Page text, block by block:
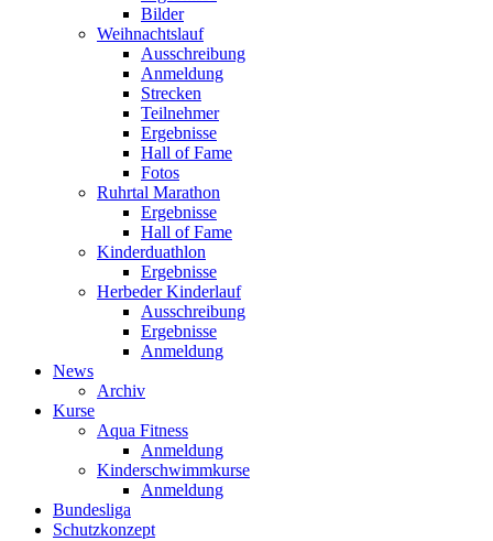
Bilder
Weihnachtslauf
Ausschreibung
Anmeldung
Strecken
Teilnehmer
Ergebnisse
Hall of Fame
Fotos
Ruhrtal Marathon
Ergebnisse
Hall of Fame
Kinderduathlon
Ergebnisse
Herbeder Kinderlauf
Ausschreibung
Ergebnisse
Anmeldung
News
Archiv
Kurse
Aqua Fitness
Anmeldung
Kinderschwimmkurse
Anmeldung
Bundesliga
Schutzkonzept